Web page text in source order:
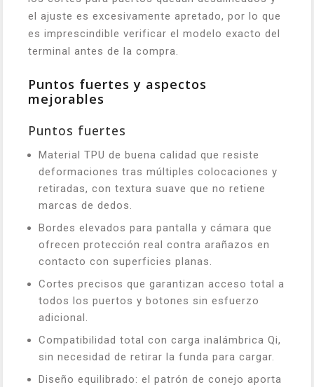
el ajuste es excesivamente apretado, por lo que
es imprescindible verificar el modelo exacto del
terminal antes de la compra.
Puntos fuertes y aspectos
mejorables
Puntos fuertes
Material TPU de buena calidad que resiste
deformaciones tras múltiples colocaciones y
retiradas, con textura suave que no retiene
marcas de dedos.
Bordes elevados para pantalla y cámara que
ofrecen protección real contra arañazos en
contacto con superficies planas.
Cortes precisos que garantizan acceso total a
todos los puertos y botones sin esfuerzo
adicional.
Compatibilidad total con carga inalámbrica Qi,
sin necesidad de retirar la funda para cargar.
Diseño equilibrado: el patrón de conejo aporta